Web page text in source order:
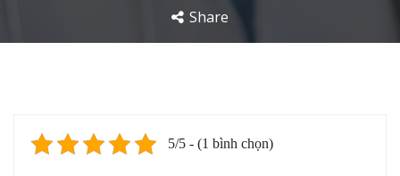
Share
5/5 - (1 bình chọn)